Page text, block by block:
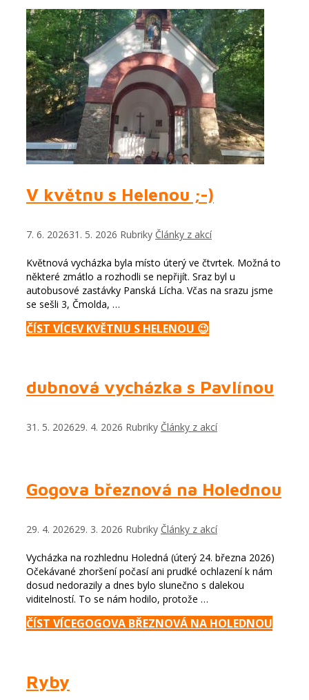
V květnu s Helenou ;-)
7. 6. 202631. 5. 2026 Rubriky Články z akcí
Květnová vycházka byla místo úterý ve čtvrtek. Možná to
některé zmátlo a rozhodli se nepřijít. Sraz byl u
autobusové zastávky Panská Lícha. Včas na srazu jsme
se sešli 3, Čmolda, …
ČÍST VÍCEV KVĚTNU S HELENOU 😉
dubnová vycházka s Pavlínou
31. 5. 202629. 4. 2026 Rubriky Články z akcí
Gogova březnová na Holednou
29. 4. 202629. 3. 2026 Rubriky Články z akcí
Vycházka na rozhlednu Holedná (úterý 24. března 2026)
Očekávané zhoršení počasí ani prudké ochlazení k nám
dosud nedorazily a dnes bylo slunečno s dalekou
viditelností. To se nám hodilo, protože …
ČÍST VÍCEGOGOVA BŘEZNOVÁ NA HOLEDNOU
Ryby